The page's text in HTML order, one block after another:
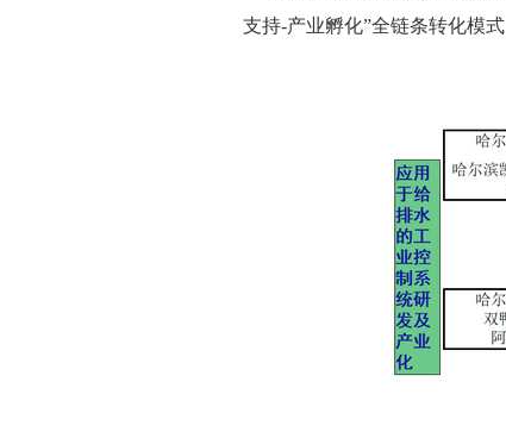
支持-产业孵化”全链条转化模